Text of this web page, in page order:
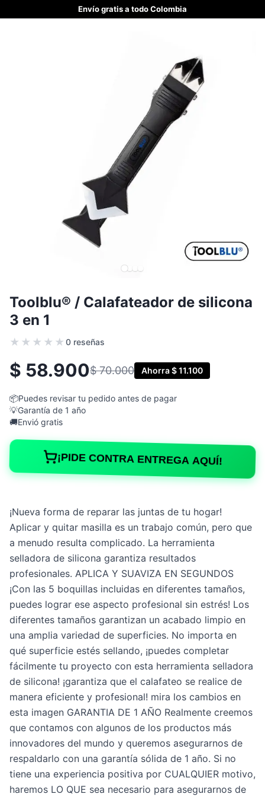
Envío gratis a todo Colombia
Toolblu® / Calafateador de silicona
3 en 1
★★★★★ 0 reseñas
$ 58.900$ 70.000 Ahorra $ 11.100
📦Puedes revisar tu pedido antes de pagar
💡Garantía de 1 año
🚚Envió gratis
¡PIDE CONTRA ENTREGA AQUÍ!
¡Nueva forma de reparar las juntas de tu hogar!
Aplicar y quitar masilla es un trabajo común, pero que
a menudo resulta complicado. La herramienta
selladora de silicona garantiza resultados
profesionales. APLICA Y SUAVIZA EN SEGUNDOS
¡Con las 5 boquillas incluidas en diferentes tamaños,
puedes lograr ese aspecto profesional sin estrés! Los
diferentes tamaños garantizan un acabado limpio en
una amplia variedad de superficies. No importa en
qué superficie estés sellando, ¡puedes completar
fácilmente tu proyecto con esta herramienta selladora
de silicona! ¡garantiza que el calafateo se realice de
manera eficiente y profesional! mira los cambios en
esta imagen GARANTIA DE 1 AÑO Realmente creemos
que contamos con algunos de los productos más
innovadores del mundo y queremos asegurarnos de
respaldarlo con una garantía sólida de 1 año. Si no
tiene una experiencia positiva por CUALQUIER motivo,
haremos LO QUE sea necesario para asegurarnos de
Gratis
Envío Gratis
Total
Nombre*
Apellido*
Whatsapp/ Celular*
Dirección de residencia
Nombre Barrio - Número de casa o Apto
Correo electrónico
Finaliza Tu Pedido Contra Entrega